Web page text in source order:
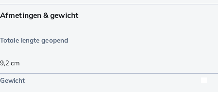
Afmetingen & gewicht
Totale lengte geopend
9,2 cm
Gewicht